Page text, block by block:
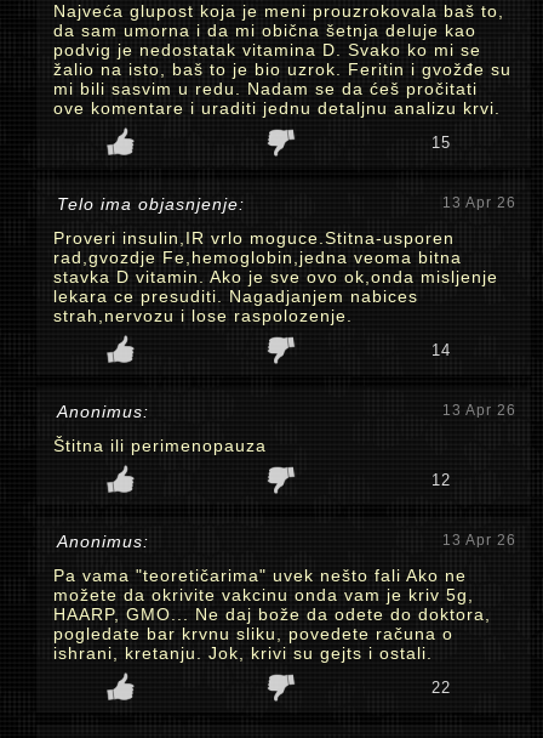
Najveća glupost koja je meni prouzrokovala baš to,
da sam umorna i da mi obična šetnja deluje kao
podvig je nedostatak vitamina D. Svako ko mi se
žalio na isto, baš to je bio uzrok. Feritin i gvožđe su
mi bili sasvim u redu. Nadam se da ćeš pročitati
ove komentare i uraditi jednu detaljnu analizu krvi.
15
Telo ima objasnjenje: 13 Apr 26
Proveri insulin,IR vrlo moguce.Stitna-usporen
rad,gvozdje Fe,hemoglobin,jedna veoma bitna
stavka D vitamin. Ako je sve ovo ok,onda misljenje
lekara ce presuditi. Nagadjanjem nabices
strah,nervozu i lose raspolozenje.
14
Anonimus: 13 Apr 26
Štitna ili perimenopauza
12
Anonimus: 13 Apr 26
Pa vama "teoretičarima" uvek nešto fali Ako ne
možete da okrivite vakcinu onda vam je kriv 5g,
HAARP, GMO... Ne daj bože da odete do doktora,
pogledate bar krvnu sliku, povedete računa o
ishrani, kretanju. Jok, krivi su gejts i ostali.
22